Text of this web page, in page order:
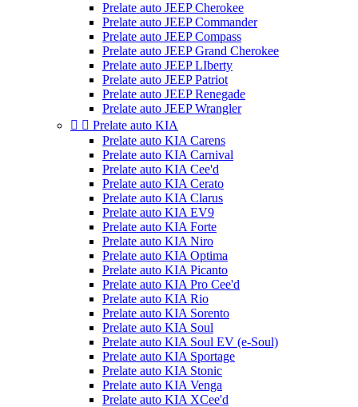
Prelate auto JEEP Cherokee
Prelate auto JEEP Commander
Prelate auto JEEP Compass
Prelate auto JEEP Grand Cherokee
Prelate auto JEEP LIberty
Prelate auto JEEP Patriot
Prelate auto JEEP Renegade
Prelate auto JEEP Wrangler
  Prelate auto KIA
Prelate auto KIA Carens
Prelate auto KIA Carnival
Prelate auto KIA Cee'd
Prelate auto KIA Cerato
Prelate auto KIA Clarus
Prelate auto KIA EV9
Prelate auto KIA Forte
Prelate auto KIA Niro
Prelate auto KIA Optima
Prelate auto KIA Picanto
Prelate auto KIA Pro Cee'd
Prelate auto KIA Rio
Prelate auto KIA Sorento
Prelate auto KIA Soul
Prelate auto KIA Soul EV (e-Soul)
Prelate auto KIA Sportage
Prelate auto KIA Stonic
Prelate auto KIA Venga
Prelate auto KIA XCee'd